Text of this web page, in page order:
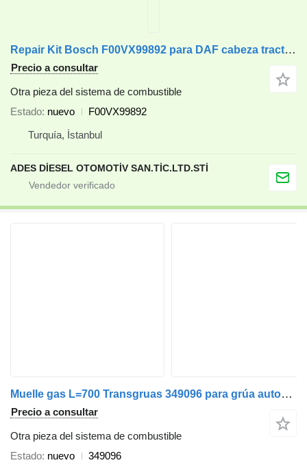
Repair Kit Bosch F00VX99892 para DAF cabeza tractora
Precio a consultar
Otra pieza del sistema de combustible
Estado nuevo
F00VX99892
Turquía, İstanbul
ADES DİESEL OTOMOTİV SAN.TİC.LTD.STİ
Muelle gas L=700 Transgruas 349096 para grúa autocargante
Precio a consultar
Otra pieza del sistema de combustible
Estado nuevo
349096